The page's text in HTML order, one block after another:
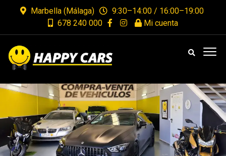
Marbella (Málaga)
9:30–14:00 / 16:00–19:00
678 240 000
Mi cuenta